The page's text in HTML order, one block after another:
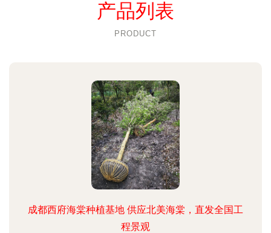
产品列表
PRODUCT
成都西府海棠种植基地 供应北美海棠，直发全国工
程景观